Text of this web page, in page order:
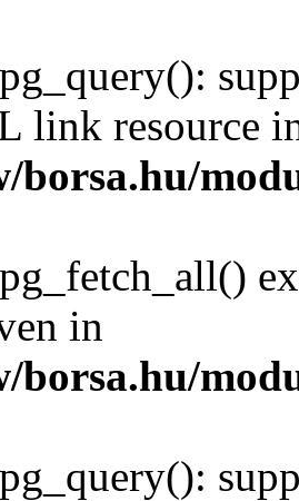
link resource
borsa.hu/
in
borsa.hu/